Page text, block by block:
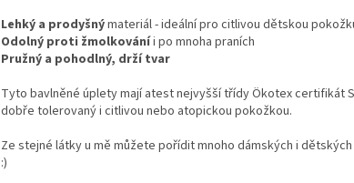
Lehký a prodyšnýmateriál - ideální pro citlivou dětskou
Odolný proti žmolkováníi po mnoha praních
Pružný a pohodlný, drží tvar
Tyto bavlněné úplety mají atest nejvyšší třídy Ökotex certifikát
dobře tolerovaný i citlivou nebo atopickou pokožkou.
Ze stejné látky u mě můžete pořídit mnoho dámských i
:)